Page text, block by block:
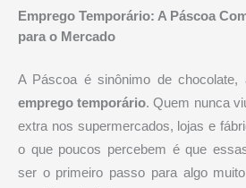
Emprego Temporário: A Páscoa
para o Mercado
A Páscoa é sinônimo de chocolate,
emprego temporário. Quem nunca
extra nos supermercados, lojas e
o que poucos percebem é que
ser o primeiro passo para algo